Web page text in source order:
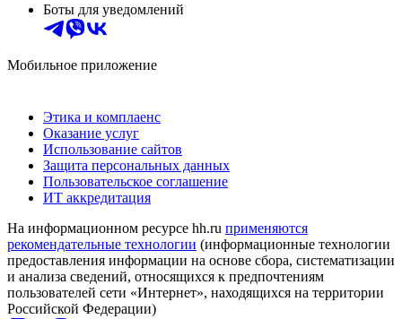
Боты для уведомлений
Мобильное приложение
Этика и комплаенс
Оказание услуг
Использование сайтов
Защита персональных данных
Пользовательское соглашение
ИТ аккредитация
На информационном ресурсе hh.ru применяются
рекомендательные технологии (информационные технологии
предоставления информации на основе сбора, систематизации
и анализа сведений, относящихся к предпочтениям
пользователей сети «Интернет», находящихся на территории
Российской Федерации)